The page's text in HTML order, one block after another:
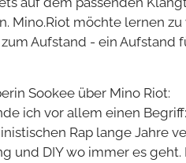
Mino.Riot möchte lernen
Aufstand - ein
Sookee über Mino Riot:
ich vor allem einen
Rap lange Jahre
und DIY wo immer es